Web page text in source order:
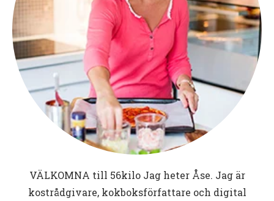
1/2 dl Aman Prana kokosmjöl
2 msk Lindroos psyllium (eller motsvarande ljust
pulveriserat psyllium)
1 krm salt
*Man kan byta ut mjölken mot grädde eller byta ut
de två dl mjölk mot hälften grädde/hälften vatten
Jag tycker det blir bäst med mjölk.
Vispa äggen och vispa sedan ner alla ingredienser,
låt svälla 10 minuter innan du gräddar i mycket
smör eller kokosfett! GOTT och blir perfekt
varenda gång!